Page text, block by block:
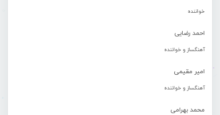
خواننده
احمد رضایی
آهنگساز و خواننده
امیر مقیمی
آهنگساز و خواننده
محمد بهرامی